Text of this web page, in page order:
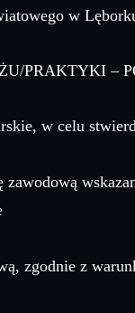
w
PRAKTYKI –
w celu
zgodnie z